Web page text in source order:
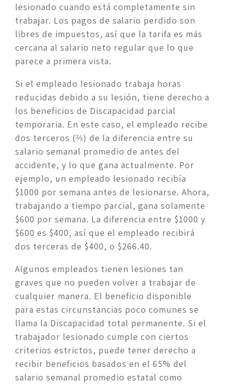
lesionado cuando está completamente sin
trabajar. Los pagos de salario perdido son
libres de impuestos, así que la tarifa es más
cercana al salario neto regular que lo que
parece a primera vista.
Si el empleado lesionado trabaja horas
reducidas debido a su lesión, tiene derecho a
los beneficios de Discapacidad parcial
temporaria. En este caso, el empleado recibe
dos terceros (⅔) de la diferencia entre su
salario semanal promedio de antes del
accidente, y lo que gana actualmente. Por
ejemplo, un empleado lesionado recibía
$1000 por semana antes de lesionarse. Ahora,
trabajando a tiempo parcial, gana solamente
$600 por semana. La diferencia entre $1000 y
$600 es $400, así que el empleado recibirá
dos terceras de $400, o $266.40.
Algunos empleados tienen lesiones tan
graves que no pueden volver a trabajar de
cualquier manera. El beneficio disponible
para estas circunstancias poco comunes se
llama la Discapacidad total permanente. Si el
trabajador lesionado cumple con ciertos
criterios estrictos, puede tener derecho a
recibir beneficios basados en el 65% del
salario semanal promedio estatal como